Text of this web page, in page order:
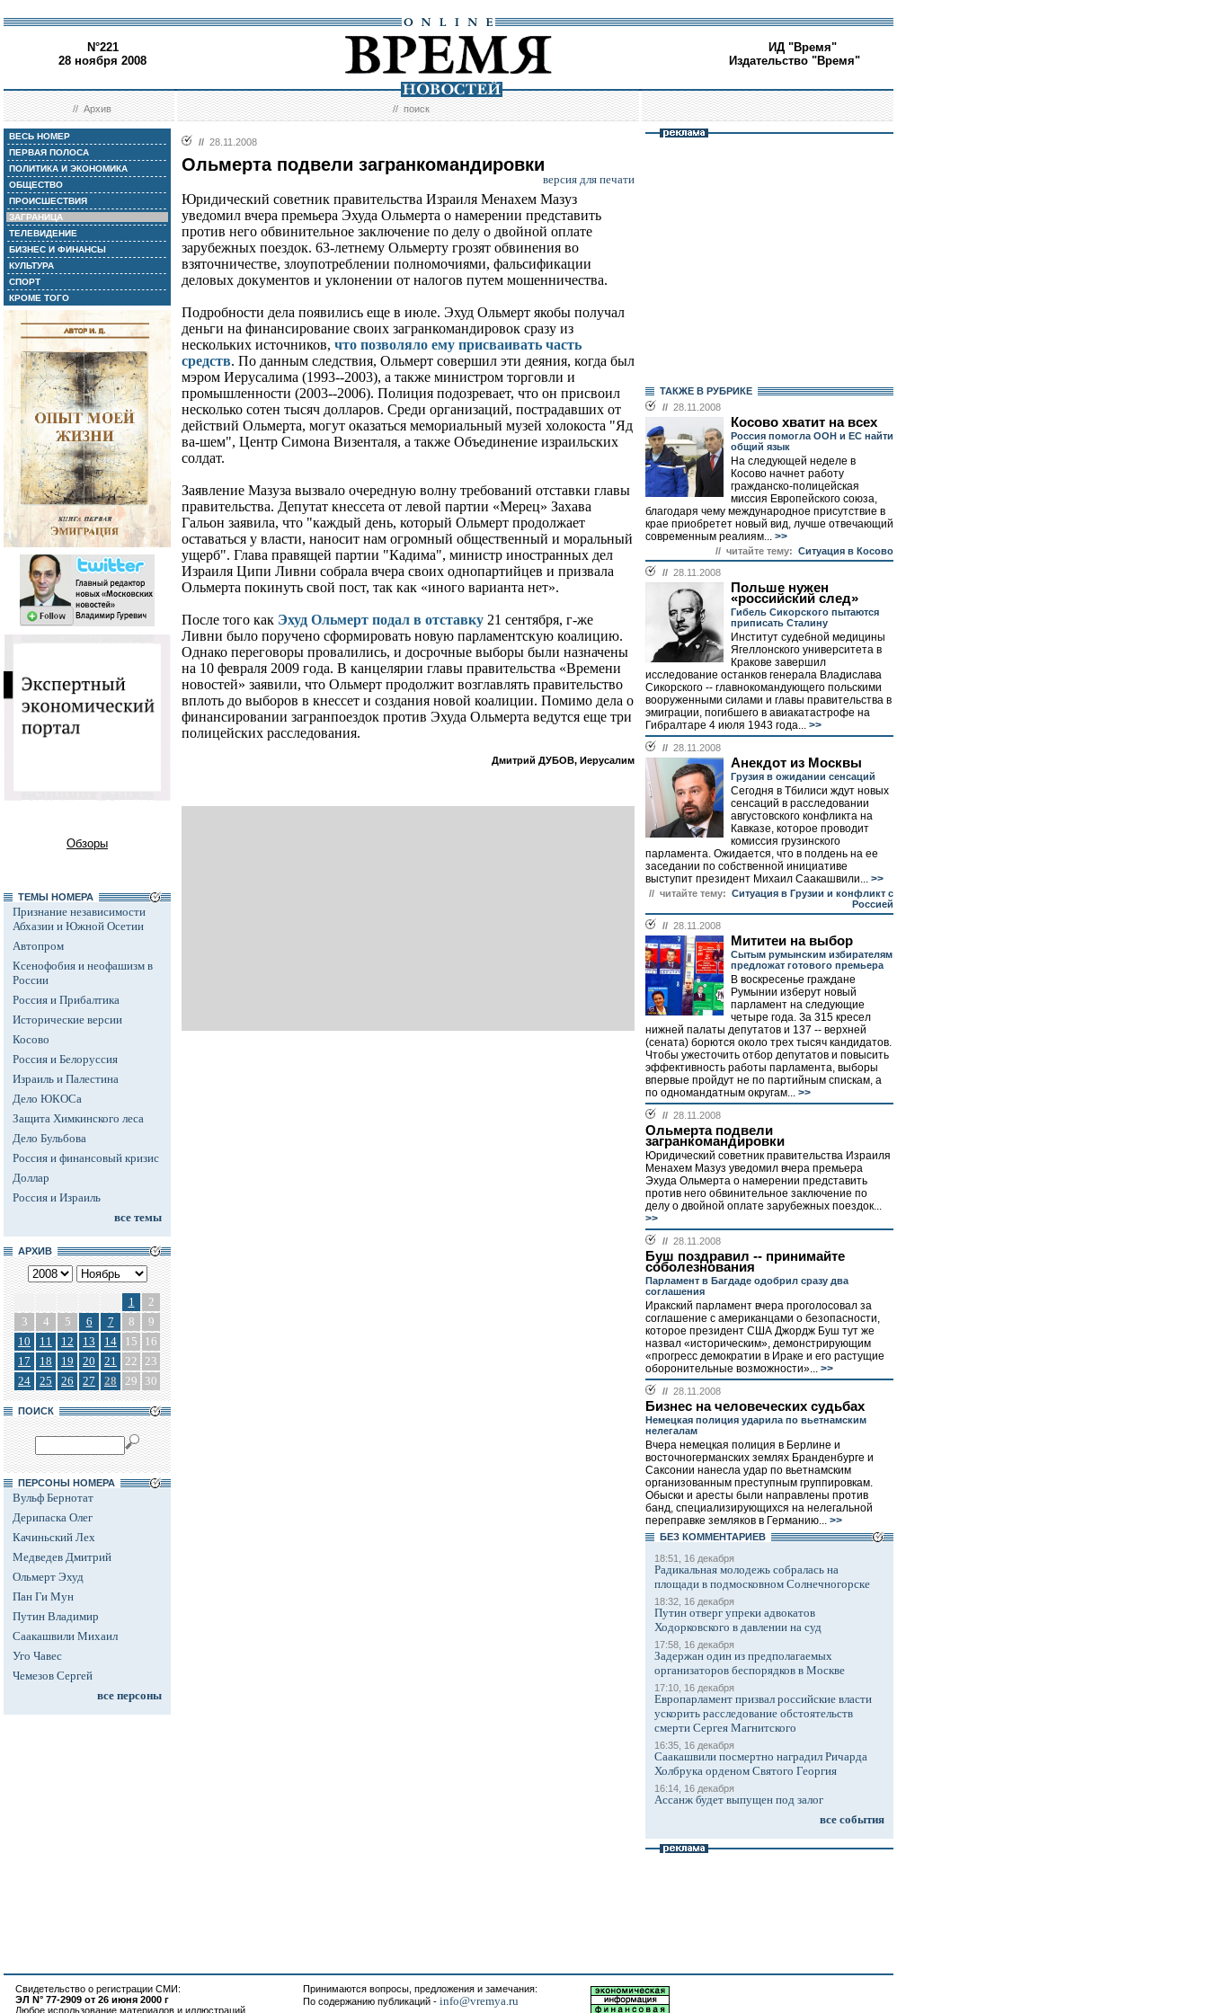
N°221
28 ноября 2008
ИД "Время"
Издательство "Время"
//Архив //поиск
ВЕСЬ НОМЕР
ПЕРВАЯ ПОЛОСА
ПОЛИТИКА И ЭКОНОМИКА
ОБЩЕСТВО
ПРОИСШЕСТВИЯ
ЗАГРАНИЦА
ТЕЛЕВИДЕНИЕ
БИЗНЕС И ФИНАНСЫ
КУЛЬТУРА
СПОРТ
КРОМЕ ТОГО
Обзоры
ТЕМЫ НОМЕРА
Признание независимости
Абхазии и Южной Осетии
Автопром
Ксенофобия и неофашизм в
России
Россия и Прибалтика
Исторические версии
Косово
Россия и Белоруссия
Израиль и Палестина
Дело ЮКОСа
Защита Химкинского леса
Дело Бульбова
Россия и финансовый кризис
Доллар
Россия и Израиль
все темы
АРХИВ
1
2
3
4 5 6 7 8
9
10
11 12 13 14 15
16
17
18 19 20 21 22 23
24
25 26 27 28 29 30
ПОИСК
ПЕРСОНЫ НОМЕРА
Вульф Бернотат
Дерипаска Олег
Качиньский Лех
Медведев Дмитрий
Ольмерт Эхуд
Пан Ги Мун
Путин Владимир
Саакашвили Михаил
Уго Чавес
Чемезов Сергей
все персоны
// 28.11.2008
Ольмерта подвели загранкомандировки
версия для печати
Юридический советник правительства Израиля Менахем Мазуз
уведомил вчера премьера Эхуда Ольмерта о намерении представить
против него обвинительное заключение по делу о двойной оплате
зарубежных поездок. 63-летнему Ольмерту грозят обвинения во
взяточничестве, злоупотреблении полномочиями, фальсификации
деловых документов и уклонении от налогов путем мошенничества.
Подробности дела появились еще в июле. Эхуд Ольмерт якобы получал
деньги на финансирование своих загранкомандировок сразу из
нескольких источников, что позволяло ему присваивать часть
средств. По данным следствия, Ольмерт совершил эти деяния, когда был
мэром Иерусалима (1993--2003), а также министром торговли и
промышленности (2003--2006). Полиция подозревает, что он присвоил
несколько сотен тысяч долларов. Среди организаций, пострадавших от
действий Ольмерта, могут оказаться мемориальный музей холокоста "Яд
ва-шем", Центр Симона Визенталя, а также Объединение израильских
солдат.
Заявление Мазуза вызвало очередную волну требований отставки главы
правительства. Депутат кнессета от левой партии «Мерец» Захава
Гальон заявила, что "каждый день, который Ольмерт продолжает
оставаться у власти, наносит нам огромный общественный и моральный
ущерб". Глава правящей партии "Кадима", министр иностранных дел
Израиля Ципи Ливни собрала вчера своих однопартийцев и призвала
Ольмерта покинуть свой пост, так как «иного варианта нет».
После того как Эхуд Ольмерт подал в отставку 21 сентября, г-же
Ливни было поручено сформировать новую парламентскую коалицию.
Однако переговоры провалились, и досрочные выборы были назначены
на 10 февраля 2009 года. В канцелярии главы правительства «Времени
новостей» заявили, что Ольмерт продолжит возглавлять правительство
вплоть до выборов в кнессет и создания новой коалиции. Помимо дела о
финансировании загранпоездок против Эхуда Ольмерта ведутся еще три
полицейских расследования.
Дмитрий ДУБОВ, Иерусалим
ТАКЖЕ В РУБРИКЕ
// 28.11.2008
Косово хватит на всех
Россия помогла ООН и ЕС найти
общий язык
На следующей неделе в
Косово начнет работу
гражданско-полицейская
миссия Европейского союза,
благодаря чему международное присутствие в
крае приобретет новый вид, лучше отвечающий
современным реалиям... >>
// читайте тему: Ситуация в Косово
// 28.11.2008
Польше нужен
«российский след»
Гибель Сикорского пытаются
приписать Сталину
Институт судебной медицины
Ягеллонского университета в
Кракове завершил
исследование останков генерала Владислава
Сикорского -- главнокомандующего польскими
вооруженными силами и главы правительства в
эмиграции, погибшего в авиакатастрофе на
Гибралтаре 4 июля 1943 года... >>
// 28.11.2008
Анекдот из Москвы
Грузия в ожидании сенсаций
Сегодня в Тбилиси ждут новых
сенсаций в расследовании
августовского конфликта на
Кавказе, которое проводит
комиссия грузинского
парламента. Ожидается, что в полдень на ее
заседании по собственной инициативе
выступит президент Михаил Саакашвили... >>
// читайте тему: Ситуация в Грузии и конфликт с
Россией
// 28.11.2008
Мититеи на выбор
Сытым румынским избирателям
предложат готового премьера
В воскресенье граждане
Румынии изберут новый
парламент на следующие
четыре года. За 315 кресел
нижней палаты депутатов и 137 -- верхней
(сената) борются около трех тысяч кандидатов.
Чтобы ужесточить отбор депутатов и повысить
эффективность работы парламента, выборы
впервые пройдут не по партийным спискам, а
по одномандатным округам... >>
// 28.11.2008
Ольмерта подвели
загранкомандировки
Юридический советник правительства Израиля
Менахем Мазуз уведомил вчера премьера
Эхуда Ольмерта о намерении представить
против него обвинительное заключение по
делу о двойной оплате зарубежных поездок...
>>
// 28.11.2008
Буш поздравил -- принимайте
соболезнования
Парламент в Багдаде одобрил сразу два
соглашения
Иракский парламент вчера проголосовал за
соглашение с американцами о безопасности,
которое президент США Джордж Буш тут же
назвал «историческим», демонстрирующим
«прогресс демократии в Ираке и его растущие
оборонительные возможности»... >>
// 28.11.2008
Бизнес на человеческих судьбах
Немецкая полиция ударила по вьетнамским
нелегалам
Вчера немецкая полиция в Берлине и
восточногерманских землях Бранденбурге и
Саксонии нанесла удар по вьетнамским
организованным преступным группировкам.
Обыски и аресты были направлены против
банд, специализирующихся на нелегальной
переправке земляков в Германию... >>
БЕЗ КОМMЕНТАРИЕВ
18:51, 16 декабря
Радикальная молодежь собралась на
площади в подмосковном Солнечногорске
18:32, 16 декабря
Путин отверг упреки адвокатов
Ходорковского в давлении на суд
17:58, 16 декабря
Задержан один из предполагаемых
организаторов беспорядков в Москве
17:10, 16 декабря
Европарламент призвал российские власти
ускорить расследование обстоятельств
смерти Сергея Магнитского
16:35, 16 декабря
Саакашвили посмертно наградил Ричарда
Холбрука орденом Святого Георгия
16:14, 16 декабря
Ассанж будет выпущен под залог
все события
Свидетельство о регистрации СМИ:
ЭЛ N° 77-2909 от 26 июня 2000 г
Любое использование материалов и иллюстраций
Принимаются вопросы, предложения и замечания:
По содержанию публикаций - info@vremya.ru